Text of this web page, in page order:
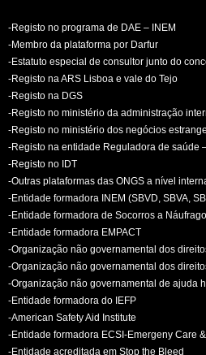
-Registo no programa de DAE – INEM
-Membro da plataforma por Darfur
-Estatuto especial de consultor junto do
-Registo na ARS Lisboa e vale do Tejo
-Registo na DGS
-Registo no ministério da administração
-Registo no ministério dos negócios
-Registo na entidade Reguladora de saúde
-Registo no IDT
-Outras plataformas das ONGS a nível
-Entidade formadora INEM (SBVD, SBVA,
-Entidade formadora de Socorros a
-Entidade formadora EMPACT
-Organização não governamental dos
-Organização não governamental dos
-Organização não governamental de ajuda
-Entidade formadora do IEFP
-American Safety Aid Institute
-Entidade formadora ECSI-Emergeny Care
-Entidade acreditada em Stop the Bleed